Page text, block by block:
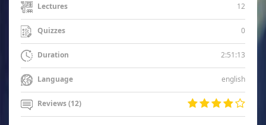
Lectures 12
Quizzes 0
Duration 2:51:13
Language english
Reviews (12)